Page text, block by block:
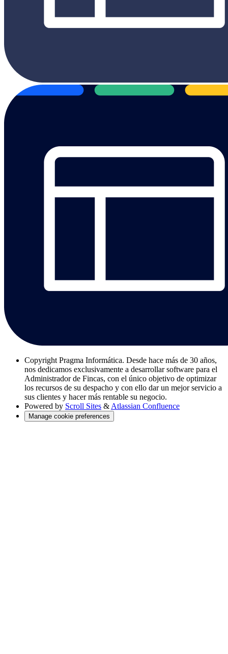
Copyright Pragma Informática. Desde hace más de 30 años,
nos dedicamos exclusivamente a desarrollar software para el
Administrador de Fincas, con el único objetivo de optimizar
los recursos de su despacho y con ello dar un mejor servicio a
sus clientes y hacer más rentable su negocio.
Powered by Scroll Sites & Atlassian Confluence
Manage cookie preferences